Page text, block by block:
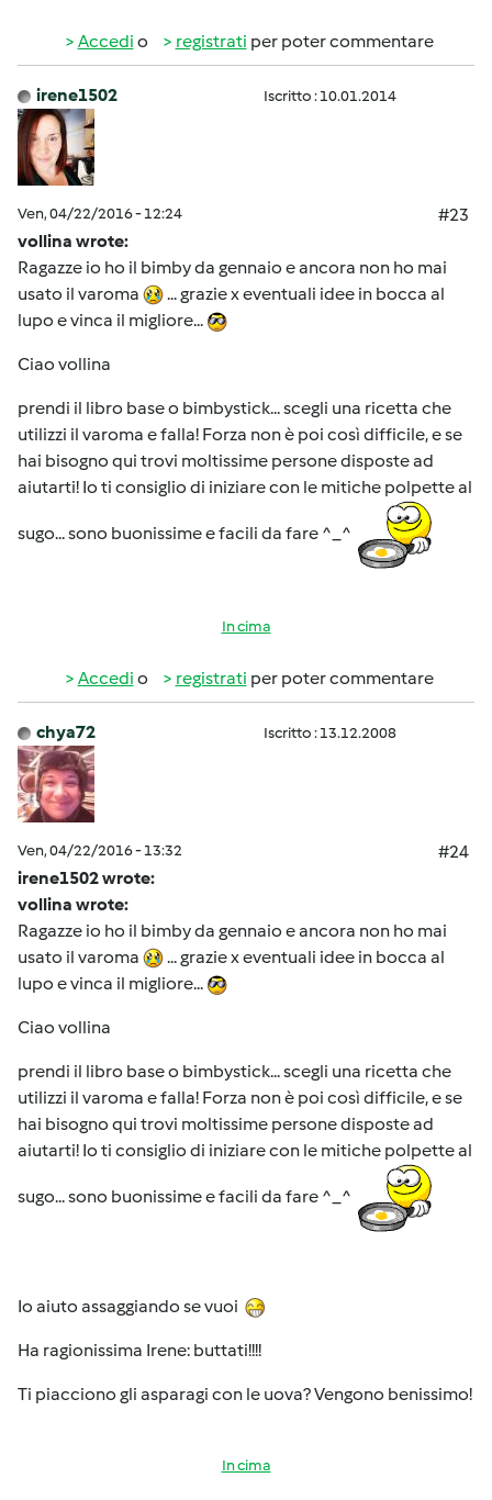
Accedi o registrati per poter commentare
irene1502 Iscritto : 10.01.2014
Ven, 04/22/2016 - 12:24
#23
vollina wrote:
Ragazze io ho il bimby da gennaio e ancora non ho mai
usato il varoma
... grazie x eventuali idee in bocca al
lupo e vinca il migliore...
Ciao vollina
prendi il libro base o bimbystick... scegli una ricetta che
utilizzi il varoma e falla! Forza non è poi così difficile, e se
hai bisogno qui trovi moltissime persone disposte ad
aiutarti! Io ti consiglio di iniziare con le mitiche polpette al
sugo... sono buonissime e facili da fare ^_^
In cima
Accedi o registrati per poter commentare
chya72 Iscritto : 13.12.2008
Ven, 04/22/2016 - 13:32
#24
irene1502 wrote:
vollina wrote:
Ragazze io ho il bimby da gennaio e ancora non ho mai
usato il varoma
... grazie x eventuali idee in bocca al
lupo e vinca il migliore...
Ciao vollina
prendi il libro base o bimbystick... scegli una ricetta che
utilizzi il varoma e falla! Forza non è poi così difficile, e se
hai bisogno qui trovi moltissime persone disposte ad
aiutarti! Io ti consiglio di iniziare con le mitiche polpette al
sugo... sono buonissime e facili da fare ^_^
Io aiuto assaggiando se vuoi
Ha ragionissima Irene: buttati!!!!
Ti piacciono gli asparagi con le uova? Vengono benissimo!
In cima